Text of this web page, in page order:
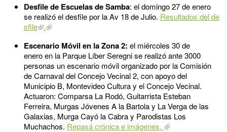
Desfile de Escuelas de Samba: el domingo 27 de enero
se realizó el desfile por la Av 18 de Julio. Resultados del de
sfile
.
Escenario Móvil en la Zona 2: el miércoles 30 de
enero en la Parque Líber Seregni se realizó ante 3000
personas un escenario móvil organizado por la Comisión
de Carnaval del Concejo Vecinal 2, con apoyo del
Municipio B, Montevideo Cultura y el Concejo Vecinal.
Actuaron: Comparsa La Rodó, Guitarrista Esteban
Ferreira, Murgas Jóvenes A la Bartola y La Verga de las
Galaxias, Murga Cayó la Cabra y Parodistas Los
Muchachos. Repasá crónica e imágenes.